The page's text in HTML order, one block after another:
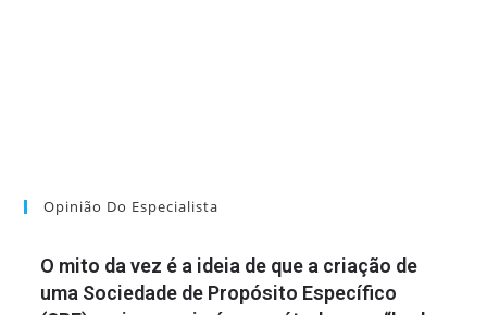
Opinião Do Especialista
O mito da vez é a ideia de que a criação de
uma Sociedade de Propósito Específico